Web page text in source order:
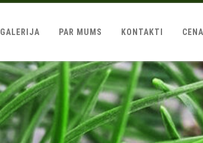
GALERIJA PAR MUMS KONTAKTI